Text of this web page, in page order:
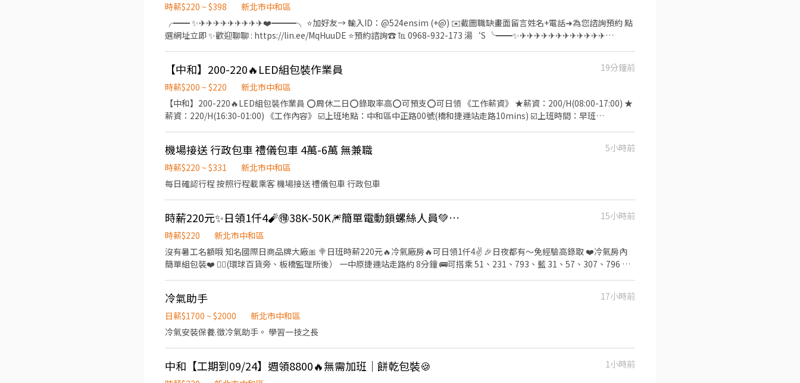
時薪$220 ~ $398
新北市中和區
╭━━ ✨✈✈✈✈✈✈✈✈✈❤️━━━╮ ⭐️加好友→ 輸入ID：@524ensim (+@) ✉️截圖職缺畫面留言姓名+電話➜為您諮詢預約 點
選網址立即 ✨歡迎聊聊 : https://lin.ee/MqHuuDE ⭐️預約諮詢☎️ ℡ 0968-932-173 湯‘S ╰━━✨✈✈✈✈✈✈✈✈✈✈✈✈
佳可轉正 📍 工作地點 新北市中和區橋安街（近捷運橋和站、華中橋） 📌 工作內容 🔹 矽光子／光纖通訊產品製造 🔹 組裝、包
裝、測試、檢驗等作業 ⏰ 工作時間（固定班別） 🌞 日班 07:00－19:00 💰 時薪 $220(含20專案獎金) 加班費依200計 🌙 夜班
19:00－07:00 💰 時薪 $240 (含40專案獎金) 加班費依200計 ✅ 最快可隔天下夜班 📅 休假制度 ✔️ 排休週排 ☕ 休息時間 ✔️ 用餐60
分鐘 ✔️ 彈性間休 👉 全日休息共約2小時 🍱 公司供餐一餐45元 ✔ 也可自帶便當 ✔ 有冰箱／微波爐／蒸飯箱(費用便宜，讓你把賺
的錢幾乎放回口袋) ⭐ 工作重點 ❄️ 冷氣無塵室（需穿無塵衣） 🪑 久站／久坐皆有 📈 工時已含固定加班 🛡️ 完整福利 ✨可日週領 📅
每月10號發薪 ✅ 勞保、健保、團保 ✅ 勞退6% 🎁 到職滿3個月享三節禮品／禮金 🔥 名額有限｜立即應徵！ 🚫絕無抽任何服務費
讓您安心上班
【中和】200-220🔥LED組包裝作業員
19分鐘前
時薪$200 ~ $220
新北市中和區
【中和】200-220🔥LED組包裝作業員 ⭕️周休二日⭕️錄取率高⭕️可預支⭕️可日領 《工作薪資》 ★薪資：200/H(08:00-17:00) ★
薪資：220/H(16:30-01:00) 《工作內容》 ☑️上班地點：中和區中正路00號(橋和捷運站走路10mins) ☑️上班時間：早班
682 黃小姐 賴ID : 0968921682 艾莉(快速回覆
機場接送 行政包車 禮儀包車 4萬-6萬 無兼職
5小時前
時薪$220 ~ $331
新北市中和區
每日確認行程 按照行程載乘客 機場接送 禮儀包車 行政包車
時薪220元✨日領1仟4🧨🉐38K-50K🎆簡單電動鎖螺絲人員💚日中夜自選
15小時前
時薪$220
新北市中和區
沒有暑工名額哦 知名國際日商品牌大廠🎀 🍭日班時薪220元🔥冷氣廠房🔥可日領1仟4✌ 🎉日夜都有～免經驗高錄取 ❤️冷氣房內
簡單組包裝❤️ 🚶‍♀️(環球百貨旁、板橋監理所後） 一中原捷運站走路約 8分鐘 🚌可搭乘 51、231、793、藍 31、57、307、796 🚩
🔎工作內容: 電腦相關商品組包裝 /測試/電動鎖螺絲人員 🔎工作地點： 新北市中和區員山路 (近捷運中原站) 🔎工作時間： 日
班:08:00~17:00 🔎休假制度：週休 🔎薪資待遇: 日班時薪2️⃣2️⃣0️⃣元 薪約3️⃣8️⃣k-5️⃣0️⃣k 中班:16:00-00:10薪: 3️⃣6️⃣k-3️⃣8️⃣k起 夜
班:24:00-09:10薪:4️⃣1️⃣k-4️⃣2️⃣k起 (含津貼+加班另計） 🚀找工作找艾比94快 ➜洽詢專線:0905-909-880 ➜ID:@ufx3668p 張艾比
♬♬點我:https://lin.ee/0ncdw8S （加入後請傳訊息我才看的到喔） 🧡免服務費🧡快速媒合🧡立即上工
冷氣助手
17小時前
日薪$1700 ~ $2000
新北市中和區
冷氣安裝保養.徵冷氣助手。 學習一技之長
中和【工期到09/24】週領8800🔥無需加班｜餅乾包裝🍪
1小時前